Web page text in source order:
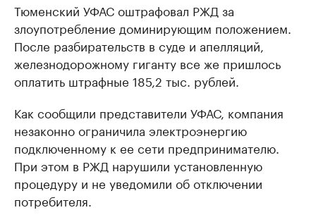
Тюменский УФАС оштрафовал РЖД за
злоупотребление доминирующим положением.
После разбирательств в суде и апелляций,
железнодорожному гиганту все же пришлось
оплатить штрафные 185,2 тыс. рублей.
Как сообщили представители УФАС, компания
незаконно ограничила электроэнергию
подключенному к ее сети предпринимателю.
При этом в РЖД нарушили установленную
процедуру и не уведомили об отключении
потребителя.